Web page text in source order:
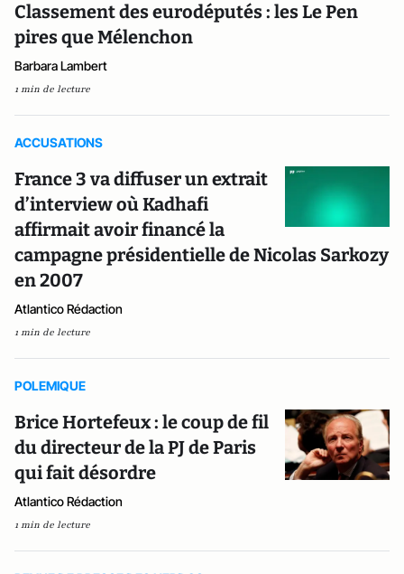
Classement des eurodéputés : les Le Pen
pires que Mélenchon
Barbara Lambert
1 min de lecture
ACCUSATIONS
France 3 va diffuser un extrait
d’interview où Kadhafi
affirmait avoir financé la
campagne présidentielle de Nicolas Sarkozy
en 2007
Atlantico Rédaction
1 min de lecture
POLEMIQUE
Brice Hortefeux : le coup de fil
du directeur de la PJ de Paris
qui fait désordre
Atlantico Rédaction
1 min de lecture